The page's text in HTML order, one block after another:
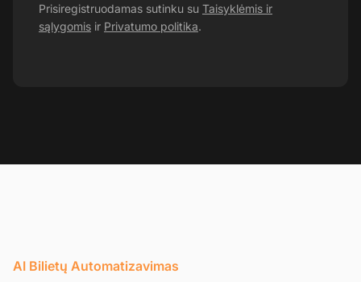
Prisiregistruodamas sutinku su Taisyklėmis ir
sąlygomis ir Privatumo politika.
AI Bilietų Automatizavimas